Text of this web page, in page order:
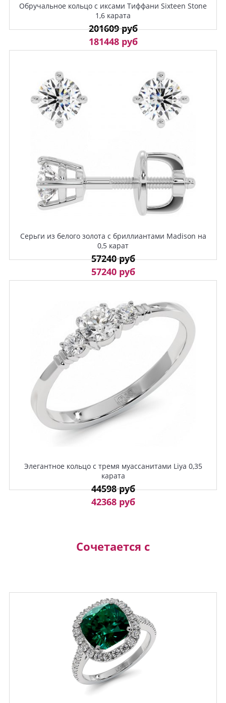
Обручальное кольцо с иксами Тиффани Sixteen Stone
1,6 карата
201609 руб
181448 руб
Серьги из белого золота с бриллиантами Madison на
0,5 карат
57240 руб
57240 руб
Элегантное кольцо с тремя муассанитами Liya 0,35
карата
44598 руб
42368 руб
Сочетается с